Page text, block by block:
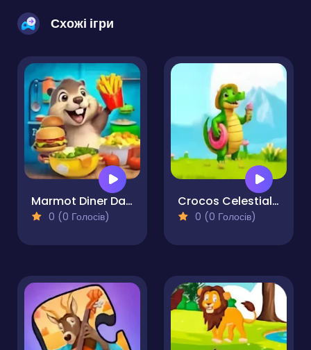
Схожі ігри
Marmot Diner Dash
0 (0 Голосів)
Crocos Celestial Challenge
0 (0 Голосів)